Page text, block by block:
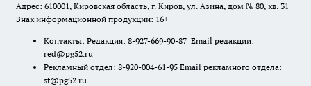
Адрес: 610001, Кировская область, г. Киров, ул. Азина, дом № 80, кв. 31
Знак информационной продукции: 16+
Контакты: Редакция: 8-927-669-90-87 Email редакции:
red@pg52.ru
Рекламный отдел: 8-920-004-61-95 Email рекламного отдела:
st@pg52.ru